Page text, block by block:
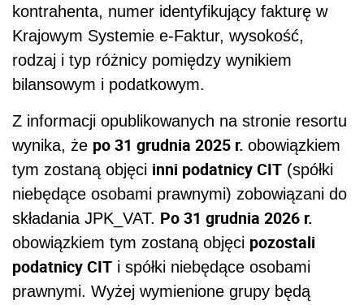
kontrahenta, numer identyfikujący fakturę w
Krajowym Systemie e-Faktur, wysokość,
rodzaj i typ różnicy pomiędzy wynikiem
bilansowym i podatkowym.
Z informacji opublikowanych na stronie resortu
wynika, że po 31 grudnia 2025 r. obowiązkiem
tym zostaną objęci inni podatnicy CIT (spółki
niebędące osobami prawnymi) zobowiązani do
składania JPK_VAT. Po 31 grudnia 2026 r.
obowiązkiem tym zostaną objęci pozostali
podatnicy CIT i spółki niebędące osobami
prawnymi. Wyżej wymienione grupy będą